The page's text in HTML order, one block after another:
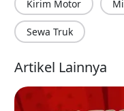
Kirim Motor
Sewa Truk
Artikel Lainnya